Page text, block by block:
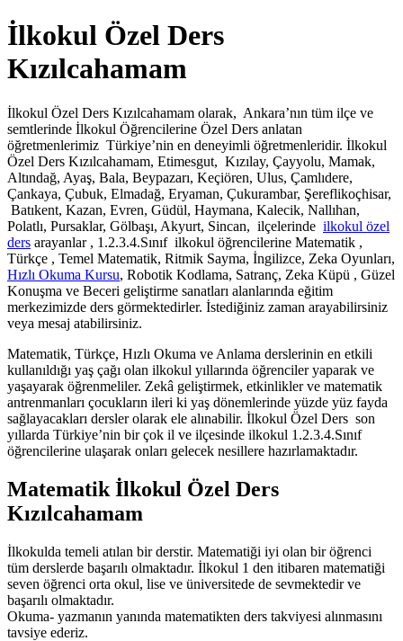
İlkokul Özel Ders
Kızılcahamam
İlkokul Özel Ders Kızılcahamam olarak, Ankara’nın tüm ilçe ve
semtlerinde İlkokul Öğrencilerine Özel Ders anlatan
öğretmenlerimiz Türkiye’nin en deneyimli öğretmenleridir. İlkokul
Özel Ders Kızılcahamam, Etimesgut, Kızılay, Çayyolu, Mamak,
Altındağ, Ayaş, Bala, Beypazarı, Keçiören, Ulus, Çamlıdere,
Çankaya, Çubuk, Elmadağ, Eryaman, Çukurambar, Şereflikoçhisar,
Batıkent, Kazan, Evren, Güdül, Haymana, Kalecik, Nallıhan,
Polatlı, Pursaklar, Gölbaşı, Akyurt, Sincan, ilçelerinde ilkokul özel
ders arayanlar , 1.2.3.4.Sınıf ilkokul öğrencilerine Matematik ,
Türkçe , Temel Matematik, Ritmik Sayma, İngilizce, Zeka Oyunları,
Hızlı Okuma Kursu, Robotik Kodlama, Satranç, Zeka Küpü , Güzel
Konuşma ve Beceri geliştirme sanatları alanlarında eğitim
merkezimizde ders görmektedirler. İstediğiniz zaman arayabilirsiniz
veya mesaj atabilirsiniz.
Matematik, Türkçe, Hızlı Okuma ve Anlama derslerinin en etkili
kullanıldığı yaş çağı olan ilkokul yıllarında öğrenciler yaparak ve
yaşayarak öğrenmeliler. Zekâ geliştirmek, etkinlikler ve matematik
antrenmanları çocukların ileri ki yaş dönemlerinde yüzde yüz fayda
sağlayacakları dersler olarak ele alınabilir. İlkokul Özel Ders son
yıllarda Türkiye’nin bir çok il ve ilçesinde ilkokul 1.2.3.4.Sınıf
öğrencilerine ulaşarak onları gelecek nesillere hazırlamaktadır.
Matematik İlkokul Özel Ders
Kızılcahamam
İlkokulda temeli atılan bir derstir. Matematiği iyi olan bir öğrenci
tüm derslerde başarılı olmaktadır. İlkokul 1 den itibaren matematiği
seven öğrenci orta okul, lise ve üniversitede de sevmektedir ve
başarılı olmaktadır.
Okuma- yazmanın yanında matematikten ders takviyesi alınmasını
tavsiye ederiz.